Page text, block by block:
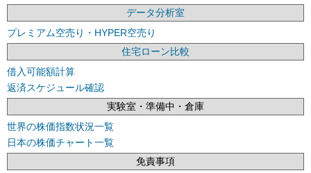
データ分析室
プレミアム空売り・HYPER空売り
住宅ローン比較
借入可能額計算
返済スケジュール確認
実験室・準備中・倉庫
世界の株価指数状況一覧
日本の株価チャート一覧
免責事項